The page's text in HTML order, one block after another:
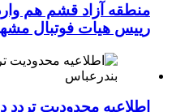
منطقه آزاد قشم هم
رییس هیات فوتبال
اطلاعیه محدودیت تردد